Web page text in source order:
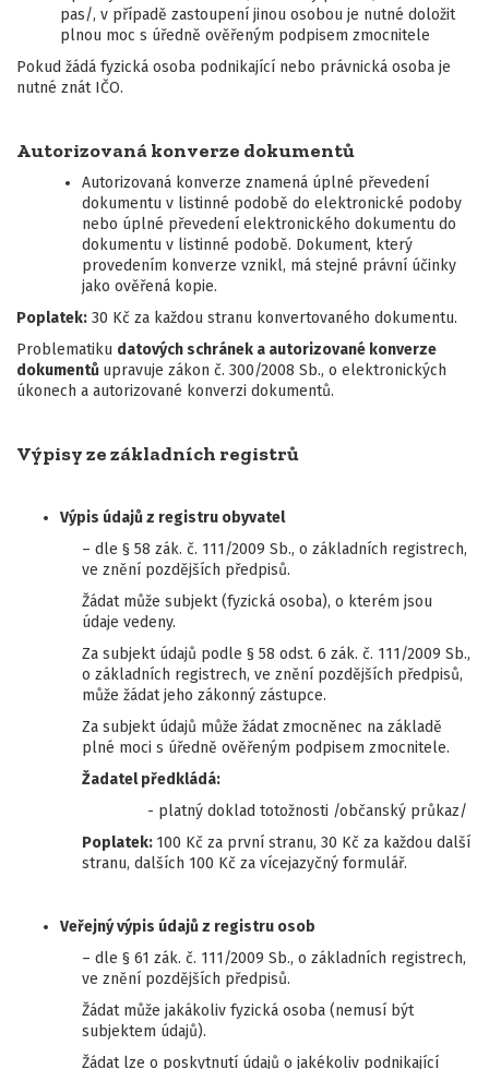
pas/, v případě zastoupení jinou osobou je nutné doložit
plnou moc s úředně ověřeným podpisem zmocnitele
Pokud žádá fyzická osoba podnikající nebo právnická osoba je
nutné znát IČO.
Autorizovaná konverze dokumentů
Autorizovaná konverze znamená úplné převedení
dokumentu v listinné podobě do elektronické podoby
nebo úplné převedení elektronického dokumentu do
dokumentu v listinné podobě. Dokument, který
provedením konverze vznikl, má stejné právní účinky
jako ověřená kopie.
Poplatek: 30 Kč za každou stranu konvertovaného dokumentu.
Problematiku datových schránek a autorizované konverze
dokumentů upravuje zákon č. 300/2008 Sb., o elektronických
úkonech a autorizované konverzi dokumentů.
Výpisy ze základních registrů
Výpis údajů z registru obyvatel
– dle § 58 zák. č. 111/2009 Sb., o základních registrech,
ve znění pozdějších předpisů.
Žádat může subjekt (fyzická osoba), o kterém jsou
údaje vedeny.
Za subjekt údajů podle § 58 odst. 6 zák. č. 111/2009 Sb.,
o základních registrech, ve znění pozdějších předpisů,
může žádat jeho zákonný zástupce.
Za subjekt údajů může žádat zmocněnec na základě
plné moci s úředně ověřeným podpisem zmocnitele.
Žadatel předkládá:
- platný doklad totožnosti /občanský průkaz/
Poplatek: 100 Kč za první stranu, 30 Kč za každou další
stranu, dalších 100 Kč za vícejazyčný formulář.
Veřejný výpis údajů z registru osob
– dle § 61 zák. č. 111/2009 Sb., o základních registrech,
ve znění pozdějších předpisů.
Žádat může jakákoliv fyzická osoba (nemusí být
subjektem údajů).
Žádat lze o poskytnutí údajů o jakékoliv podnikající